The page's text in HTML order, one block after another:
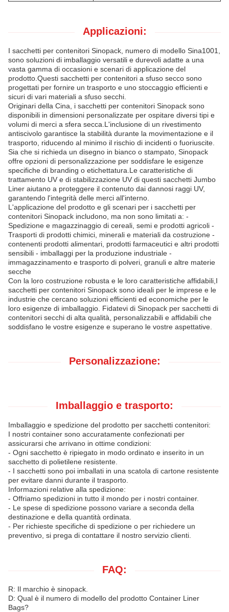
Applicazioni:
I sacchetti per contenitori Sinopack, numero di modello Sina1001,
sono soluzioni di imballaggio versatili e durevoli adatte a una
vasta gamma di occasioni e scenari di applicazione del
prodotto.Questi sacchetti per contenitori a sfuso secco sono
progettati per fornire un trasporto e uno stoccaggio efficienti e
sicuri di vari materiali a sfuso secchi.
Originari della Cina, i sacchetti per contenitori Sinopack sono
disponibili in dimensioni personalizzate per ospitare diversi tipi e
volumi di merci a sfera secca.L'inclusione di un rivestimento
antiscivolo garantisce la stabilità durante la movimentazione e il
trasporto, riducendo al minimo il rischio di incidenti o fuoriuscite.
Sia che si richieda un disegno in bianco o stampato, Sinopack
offre opzioni di personalizzazione per soddisfare le esigenze
specifiche di branding o etichettatura.Le caratteristiche di
trattamento UV e di stabilizzazione UV di questi sacchetti Jumbo
Liner aiutano a proteggere il contenuto dai dannosi raggi UV,
garantendo l'integrità delle merci all'interno.
L'applicazione del prodotto e gli scenari per i sacchetti per
contenitori Sinopack includono, ma non sono limitati a: -
Spedizione e magazzinaggio di cereali, semi e prodotti agricoli -
Trasporti di prodotti chimici, minerali e materiali da costruzione -
contenenti prodotti alimentari, prodotti farmaceutici e altri prodotti
sensibili - imballaggi per la produzione industriale -
immagazzinamento e trasporto di polveri, granuli e altre materie
secche
Con la loro costruzione robusta e le loro caratteristiche affidabili,I
sacchetti per contenitori Sinopack sono ideali per le imprese e le
industrie che cercano soluzioni efficienti ed economiche per le
loro esigenze di imballaggio. Fidatevi di Sinopack per sacchetti di
contenitori secchi di alta qualità, personalizzabili e affidabili che
soddisfano le vostre esigenze e superano le vostre aspettative.
Personalizzazione:
Imballaggio e trasporto:
Imballaggio e spedizione del prodotto per sacchetti contenitori:
I nostri container sono accuratamente confezionati per
assicurarsi che arrivano in ottime condizioni:
- Ogni sacchetto è ripiegato in modo ordinato e inserito in un
sacchetto di polietilene resistente.
- I sacchetti sono poi imballati in una scatola di cartone resistente
per evitare danni durante il trasporto.
Informazioni relative alla spedizione:
- Offriamo spedizioni in tutto il mondo per i nostri container.
- Le spese di spedizione possono variare a seconda della
destinazione e della quantità ordinata.
- Per richieste specifiche di spedizione o per richiedere un
preventivo, si prega di contattare il nostro servizio clienti.
FAQ:
R: Il marchio è sinopack.
D: Qual è il numero di modello del prodotto Container Liner
Bags?